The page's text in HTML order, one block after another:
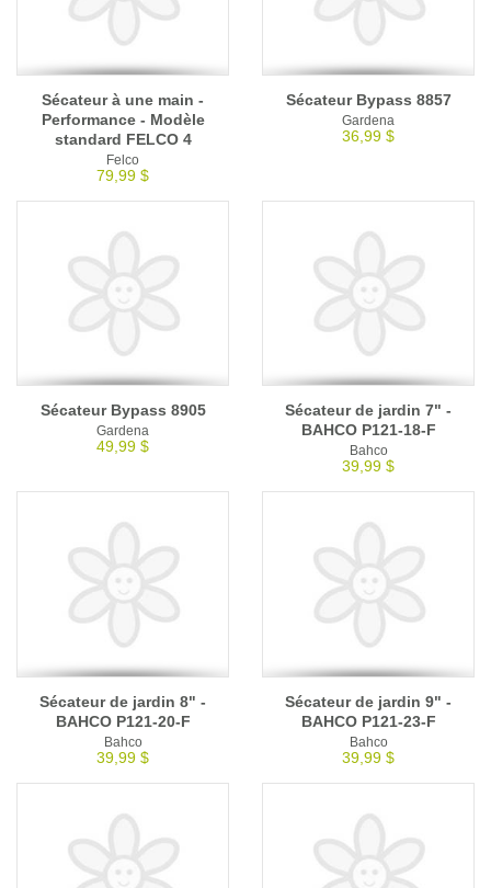
Sécateur à une main -
Performance - Modèle
standard FELCO 4
Felco
79,99 $
Sécateur Bypass 8857
Gardena
36,99 $
Sécateur Bypass 8905
Gardena
49,99 $
Sécateur de jardin 7" -
BAHCO P121-18-F
Bahco
39,99 $
Sécateur de jardin 8" -
BAHCO P121-20-F
Bahco
39,99 $
Sécateur de jardin 9" -
BAHCO P121-23-F
Bahco
39,99 $